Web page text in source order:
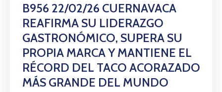
B956 22/02/26 CUERNAVACA
REAFIRMA SU LIDERAZGO
GASTRONÓMICO, SUPERA SU
PROPIA MARCA Y MANTIENE EL
RÉCORD DEL TACO ACORAZADO
MÁS GRANDE DEL MUNDO